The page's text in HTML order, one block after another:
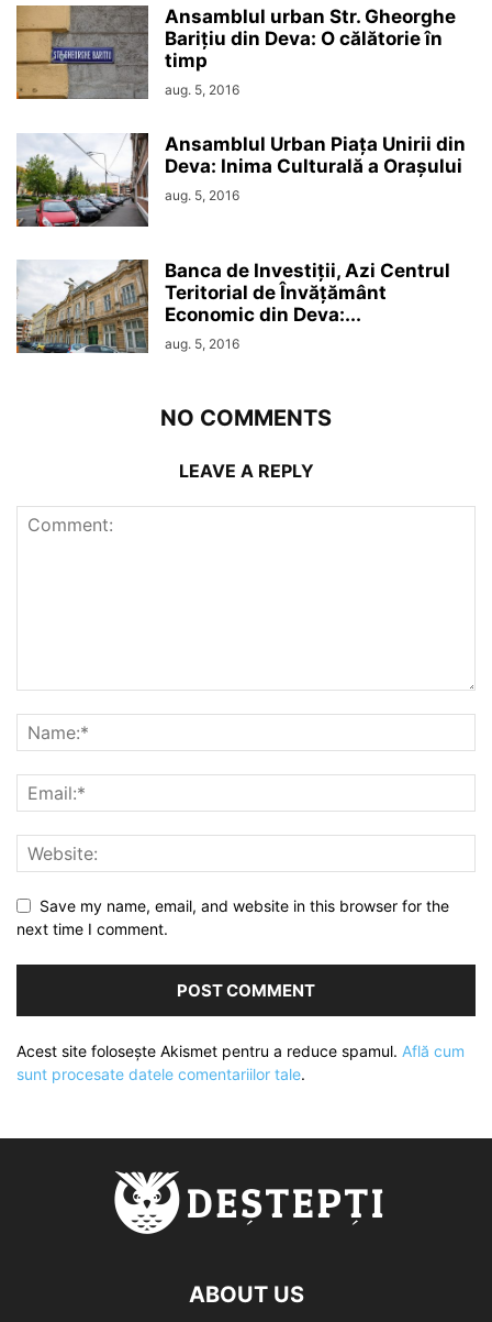
Ansamblul urban Str. Gheorghe
Barițiu din Deva: O călătorie în
timp
aug. 5, 2016
Ansamblul Urban Piața Unirii din
Deva: Inima Culturală a Orașului
aug. 5, 2016
Banca de Investiții, Azi Centrul
Teritorial de Învățământ
Economic din Deva:...
aug. 5, 2016
NO COMMENTS
LEAVE A REPLY
Save my name, email, and website in this browser for the
next time I comment.
Acest site folosește Akismet pentru a reduce spamul. Află cum
sunt procesate datele comentariilor tale.
ABOUT US